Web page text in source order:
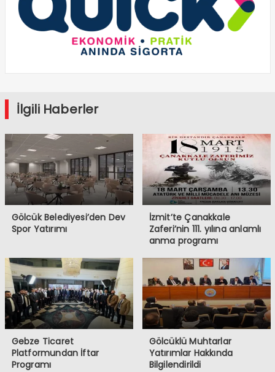
İlgili Haberler
Gölcük Belediyesi’den Dev
Spor Yatırımı
İzmit’te Çanakkale
Zaferi’nin 111. yılına anlamlı
anma programı
Gebze Ticaret
Platformundan İftar
Programı
Gölcüklü Muhtarlar
Yatırımlar Hakkında
Bilgilendirildi